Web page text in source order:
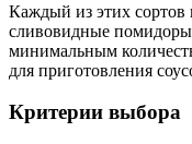
Каждый из этих
сливовидные
минимальным
для приготовления
Критерии выбора